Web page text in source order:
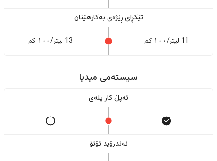
تێکڕای ڕێژەى بەکارهێنان
11 لیتر/١٠٠ کم 13 لیتر/١٠٠ کم
سیستەمی میدیا
ئەپڵ کار پلەی
ئەندرۆید ئۆتۆ